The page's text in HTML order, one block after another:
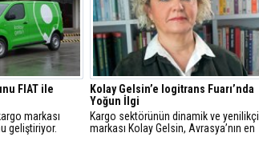
FIAT ile
markası
geliştiriyor.
Kolay Gelsin’e logitrans Fuarı’nda
Yoğun İlgi
Kargo sektörünün dinamik ve yenilikçi
markası Kolay Gelsin, Avrasya’nın en